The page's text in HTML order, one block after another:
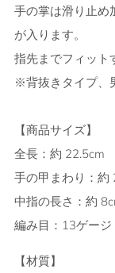
手の掌は滑り止め
が入ります。
指先までフィット
※背抜きタイプ、
【商品サイズ】
全長：約 22.5cm
手の甲まわり：約
中指の長さ：約
編み目：13ゲージ
【材質】